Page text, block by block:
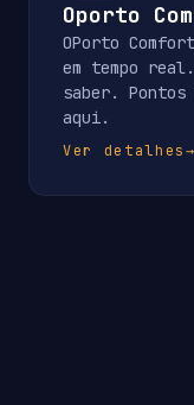
Oporto
OPorto
em tempo
saber.
aqui.
Ver detalhes→